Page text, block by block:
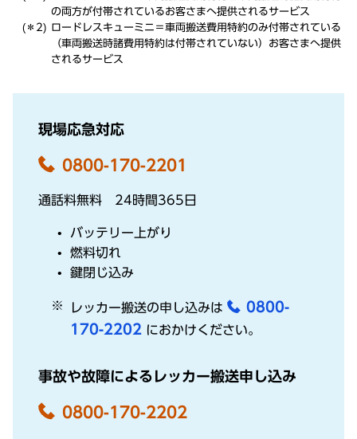
の両方が付帯されているお客さまへ提供されるサービス
ロードレスキューミニ＝車両搬送費用特約のみ付帯されている
（車両搬送時諸費用特約は付帯されていない）お客さまへ提供
されるサービス
現場応急対応
0800-170-2201
通話料無料 24時間365日
バッテリー 上がり
燃料切れ
鍵閉 じ込み
レッカー搬送の申し込みは
0800-
170-2202 におかけください。
事故や故障によるレッカー搬送申し込み
0800-170-2202